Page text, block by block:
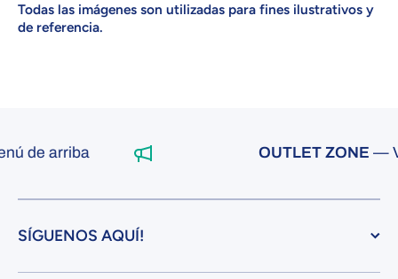
Todas las imágenes son utilizadas para fines ilustrativos y
de referencia.
arriba OUTLET ZONE— Visita
SÍGUENOS AQUÍ!